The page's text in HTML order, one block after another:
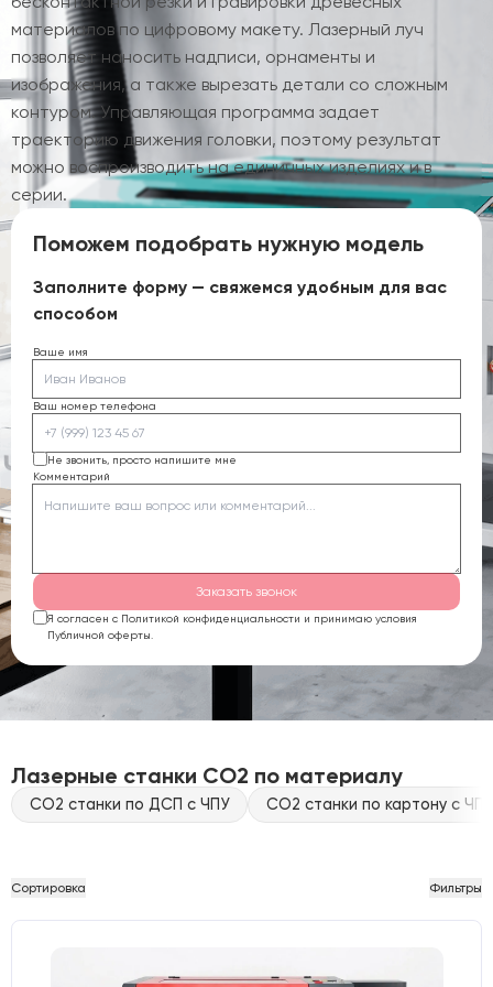
материалов по цифровому макету. Лазерный луч
позволяет наносить надписи, орнаменты и
изображения, а также вырезать детали со сложным
контуром. Управляющая программа задает
траекторию движения головки, поэтому результат
можно воспроизводить на единичных изделиях и в
серии.
Поможем подобрать нужную модель
Заполните форму — свяжемся удобным для вас
способом
Ваше имя
Ваш номер телефона
Не звонить, просто напишите мне
Комментарий
Заказать звонок
Я согласен с Политикой конфиденциальности и принимаю условия
Публичной оферты.
Лазерные станки CO2 по материалу
CO2 станки по ДСП с ЧПУ CO2 станки по картону с ЧПУ
Сортировка Фильтры